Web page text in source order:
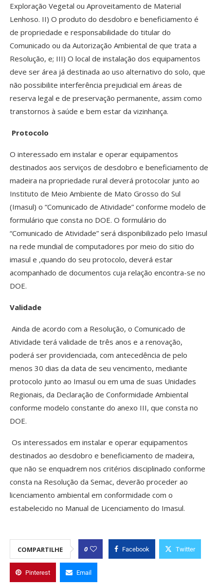
Exploração Vegetal ou Aproveitamento de Material
Lenhoso. II) O produto do desdobro e beneficiamento é
de propriedade e responsabilidade do titular do
Comunicado ou da Autorização Ambiental de que trata a
Resolução, e; III) O local de instalação dos equipamentos
deve ser área já destinada ao uso alternativo do solo, que
não possibilite interferência prejudicial em áreas de
reserva legal e de preservação permanente, assim como
transtornos à saúde e bem estar da vizinhança.
Protocolo
O interessado em instalar e operar equipamentos
destinados aos serviços de desdobro e beneficiamento de
madeira na propriedade rural deverá protocolar junto ao
Instituto de Meio Ambiente de Mato Grosso do Sul
(Imasul) o “Comunicado de Atividade” conforme modelo de
formulário que consta no DOE. O formulário do
“Comunicado de Atividade” será disponibilizado pelo Imasul
na rede mundial de computadores por meio do sitio do
imasul e ,quando do seu protocolo, deverá estar
acompanhado de documentos cuja relação encontra-se no
DOE.
Validade
Ainda de acordo com a Resolução, o Comunicado de
Atividade terá validade de três anos e a renovação,
poderá ser providenciada, com antecedência de pelo
menos 30 dias da data de seu vencimento, mediante
protocolo junto ao Imasul ou em uma de suas Unidades
Regionais, da Declaração de Conformidade Ambiental
conforme modelo constante do anexo III, que consta no
DOE.
Os interessados em instalar e operar equipamentos
destinados ao desdobro e beneficiamento de madeira,
que não se enquadrem nos critérios disciplinado conforme
consta na Resolução da Semac, deverão proceder ao
licenciamento ambiental em conformidade com o
estabelecido no Manual de Licenciamento do Imasul.
COMPARTILHE 0 Facebook Twitter
Pinterest Email